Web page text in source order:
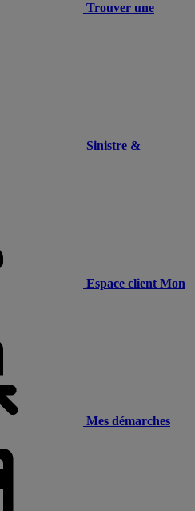
Trouver une
Sinistre &
Espace client Mon
Mes démarches